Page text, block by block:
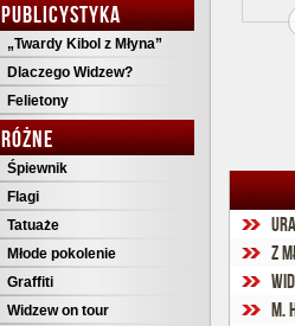
PUBLICYSTYKA
„Twardy Kibol z Młyna”
Dlaczego Widzew?
Felietony
RÓŻNE
Śpiewnik
Flagi
Tatuaże
Młode pokolenie
Graffiti
Widzew on tour
Z
M.